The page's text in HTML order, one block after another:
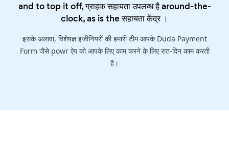
and to top it off, ग्राहक सहायता उपलब्ध है around-the-
clock, as is theसहायता केंद्र।
इसके अलावा, विशेषज्ञ इंजीनियरों की हमारी टीम आपके Duda Payment
Form जैसे powr ऐप को आपके लिए काम करने के लिए रात-दिन काम करती
है।